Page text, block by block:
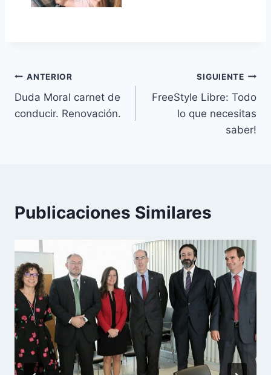
Navegación
de
ANTERIOR
Duda Moral carnet de
conducir. Renovación.
SIGUIENTE
FreeStyle Libre: Todo
lo que necesitas
saber!
Publicaciones Similares